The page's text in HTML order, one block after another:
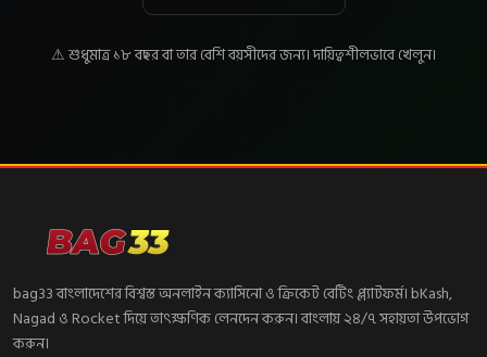
⚠ শুধুমাত্র ১৮ বছর বা তার বেশি বয়সীদের জন্য। দায়িত্বশীলভাবে খেলুন।
bag33 বাংলাদেশের বিশ্বস্ত অনলাইন ক্যাসিনো ও ক্রিকেট বেটিং প্ল্যাটফর্ম। bKash,
Nagad ও Rocket দিয়ে তাৎক্ষণিক লেনদেন করুন। বাংলায় ২৪/৭ সহায়তা উপভোগ
করুন।